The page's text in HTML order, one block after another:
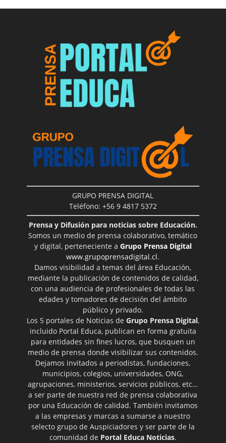
GRUPO PRENSA DIGITAL
Teléfono: +56 9 4817 5372
Prensa y Difusión para noticias sobre Educación.
Somos un medio de prensa colaborativo, temático
y digital, perteneciente a Grupo Prensa Digital
www.grupoprensadigital.cl.
Damos visibilidad a temas del área Educación,
mediante la publicación de contenidos de calidad,
con una audiencia de profesionales de todas las
edades y tomadores de decisión del ámbito
público y privado.
Los 5 portales de Noticias de Grupo Prensa Digital,
incluido Portal Educa, publican en forma gratuita
para entidades sin fines lucros, que busquen un
medio de prensa donde visibilizar sus contenidos.
Dejamos invitados a periodistas, fundaciones,
municipios, colegios, universidades, ONG,
agrupaciones, ministerios, servicios públicos, etc…
a ser parte de nuestra red de prensa colaborativa
por una Educación de calidad. También invitamos
a las empresas y marcas a sumarse a nuestro
selecto grupo de Auspiciadores y ser parte de la
comunidad de Portal Educa Noticias.